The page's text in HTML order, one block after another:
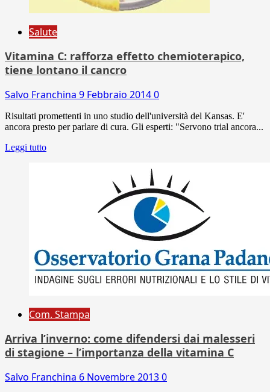
Salute
Vitamina C: rafforza effetto chemioterapico,
tiene lontano il cancro
Salvo Franchina 9 Febbraio 20140
Risultati promettenti in uno studio dell'università del Kansas. E'
ancora presto per parlare di cura. Gli esperti: "Servono trial ancora...
Leggi tutto
Com. Stampa
Arriva l’inverno: come difendersi dai malesseri
di stagione – l’importanza della vitamina C
Salvo Franchina 6 Novembre 20130